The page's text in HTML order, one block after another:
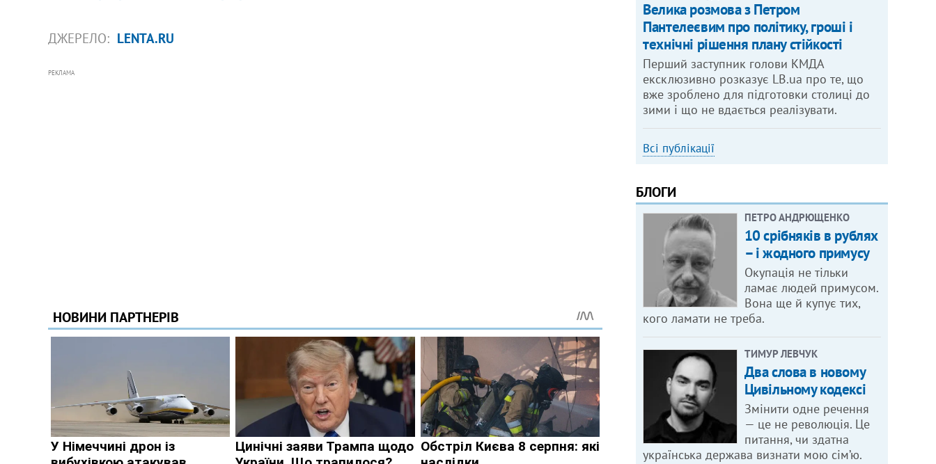
ДЖЕРЕЛО: LENTA.RU
РЕКЛАМА
Велика розмова з Петром
Пантелеєвим про політику, гроші і
технічні рішення плану стійкості
Перший заступник голови КМДА
ексклюзивно розказує LB.ua про те, що
вже зроблено для підготовки столиці до
зими і що не вдається реалізувати.
Всі публікації
БЛОГИ
ПЕТРО АНДРЮЩЕНКО
10 срібняків в рублях
– і жодного примусу
Окупація не тільки
ламає людей примусом.
Вона ще й купує тих,
кого ламати не треба.
ТИМУР ЛЕВЧУК
Два слова в новому
Цивільному кодексі
Змінити одне речення
— це не революція. Це
питання, чи здатна
українська держава визнати мою сім’ю.